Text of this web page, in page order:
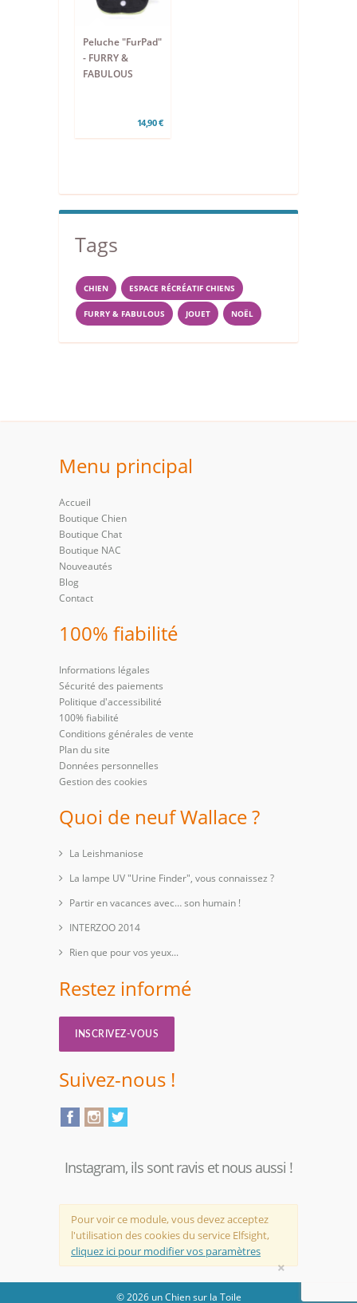
Peluche "FurPad"
- FURRY &
FABULOUS
14,90 €
Tags
CHIEN ESPACE RÉCRÉATIF CHIENS
FURRY & FABULOUS JOUET NOËL
Menu principal
Accueil
Boutique Chien
Boutique Chat
Boutique NAC
Nouveautés
Blog
Contact
100% fiabilité
Informations légales
Sécurité des paiements
Politique d'accessibilité
100% fiabilité
Conditions générales de vente
Plan du site
Données personnelles
Gestion des cookies
Quoi de neuf Wallace ?
La Leishmaniose
La lampe UV "Urine Finder", vous connaissez ?
Partir en vacances avec… son humain !
INTERZOO 2014
Rien que pour vos yeux...
Restez informé
INSCRIVEZ-VOUS
Suivez-nous !
Instagram, ils sont ravis et nous aussi !
Pour voir ce module, vous devez acceptez
l'utilisation des cookies du service Elfsight,
cliquez ici pour modifier vos paramètres
×
© 2026 un Chien sur la Toile